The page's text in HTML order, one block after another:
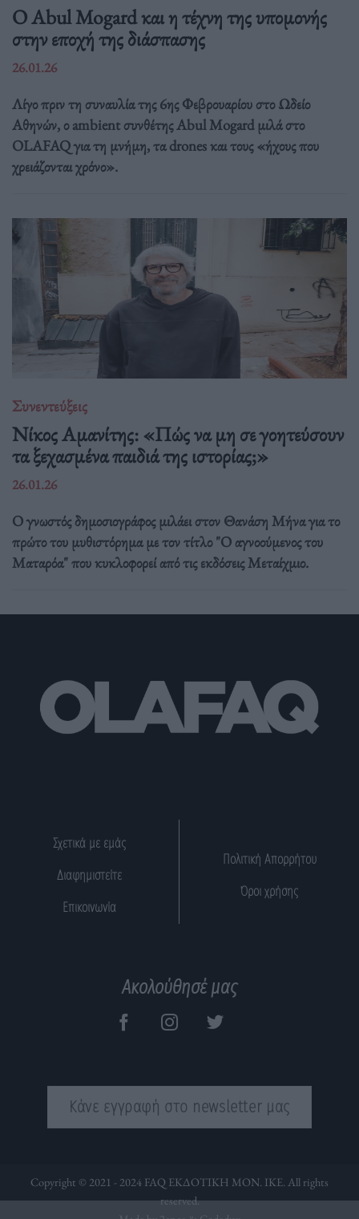
Ο Abul Mogard και η τέχνη της υπομονής
στην εποχή της διάσπασης
26.01.26
Λίγο πριν τη συναυλία της 6ης Φεβρουαρίου στο Ωδείο
Αθηνών, ο ambient συνθέτης Abul Mogard μιλά στο
OLAFAQ για τη μνήμη, τα drones και τους «ήχους που
χρειάζονται χρόνο».
Συνεντεύξεις
Νίκος Αμανίτης: «Πώς να μη σε γοητεύσουν
τα ξεχασμένα παιδιά της ιστορίας;»
26.01.26
Ο γνωστός δημοσιογράφος μιλάει στον Θανάση Μήνα για το
πρώτο του μυθιστόρημα με τον τίτλο "Ο αγνοούμενος του
Ματαρόα" που κυκλοφορεί από τις εκδόσεις Μεταίχμιο.
Σχετικά με εμάς
Διαφημιστείτε
Επικοινωνία
Πολιτική Απορρήτου
Όροι χρήσης
Ακολούθησέ μας
Κάνε εγγραφή στο newsletter μας
Copyright © 2021 - 2024 FAQ ΕΚΔΟΤΙΚΗ ΜΟΝ. ΙΚΕ. All rights
reserved.